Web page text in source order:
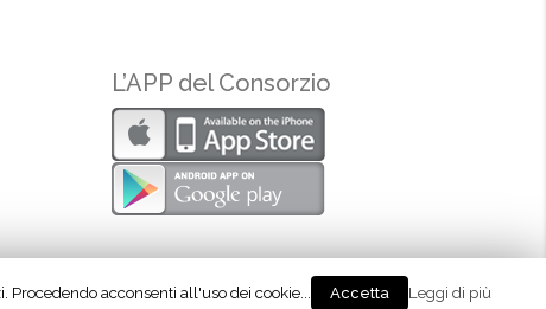
L’APP del Consorzio
acconsenti all'uso dei cookie... Accetta Leggi di più